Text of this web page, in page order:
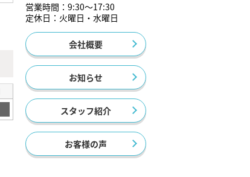
営業時間：9:30～17:30
定休日：火曜日・水曜日
会社概要
お知らせ
スタッフ紹介
お客様の声